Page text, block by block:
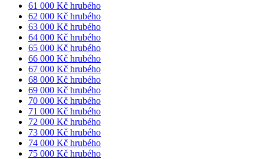
61 000 Kč hrubého
62 000 Kč hrubého
63 000 Kč hrubého
64 000 Kč hrubého
65 000 Kč hrubého
66 000 Kč hrubého
67 000 Kč hrubého
68 000 Kč hrubého
69 000 Kč hrubého
70 000 Kč hrubého
71 000 Kč hrubého
72 000 Kč hrubého
73 000 Kč hrubého
74 000 Kč hrubého
75 000 Kč hrubého